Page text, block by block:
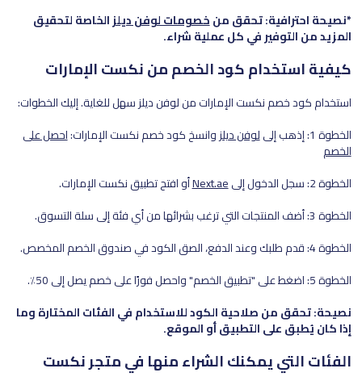
*نصيحة احترافية: تحقق منخصومات لوفن ديلزالخاصة لتحقيق
المزيد من التوفير في كل عملية شراء.
كيفية استخدام كود الخصم من نكست الإمارات
استخدام كود خصم نكست الإمارات من لوفن ديلز سهل للغاية. إليك الخطوات:
الخطوة 1: إذهب إلى
لوفن ديلزوانسخ كود خصم نكست الإمارات:احصل على
الخصم
الخطوة 2: سجل الدخول إلى
Next.aeأو افتح تطبيق نكست الإمارات.
الخطوة 3: أضف المنتجات التي ترغب بشرائها من أي فئة إلى سلة التسوق.
الخطوة 4: قدم طلبك وعند الدفع، الصق الكود في صندوق الخصم المخصص.
الخطوة 5: اضغط على "تطبيق الخصم" واحصل فورًا على خصم يصل إلى 50٪.
نصيحة: تحقق من صلاحية الكود للاستخدام في الفئات المختارة وما
إذا كان يُطبق على التطبيق أو الموقع.
الفئات التي يمكنك الشراء منها في متجر نكست